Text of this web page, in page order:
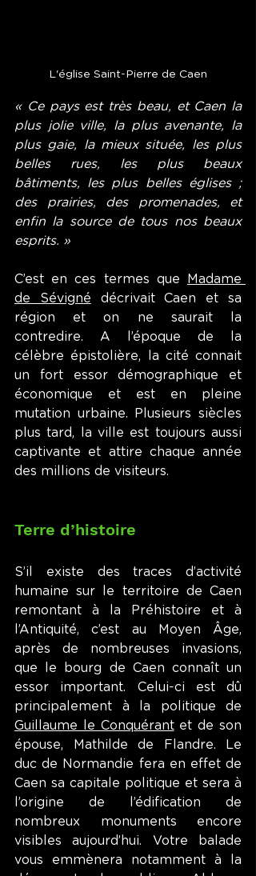
L'église Saint-Pierre de Caen
« Ce pays est très beau, et Caen la
plus jolie ville, la plus avenante, la
plus gaie, la mieux située, les plus
belles rues, les plus beaux
bâtiments, les plus belles églises ;
des prairies, des promenades, et
enfin la source de tous nos beaux
esprits. »
C’est en ces termes que
Madame
de Sévigné décrivait Caen et sa
région et on ne saurait la
contredire. A l’époque de la
célèbre épistolière, la cité connait
un fort essor démographique et
économique et est en pleine
mutation urbaine. Plusieurs siècles
plus tard, la ville est toujours aussi
captivante et attire chaque année
des millions de visiteurs.
Terre d’histoire
S’il existe des traces d’activité
humaine sur le territoire de Caen
remontant à la Préhistoire et à
l’Antiquité, c’est au Moyen Âge,
après de nombreuses invasions,
que le bourg de Caen connaît un
essor important. Celui-ci est dû
Guillaume le Conquérant et de son
épouse, Mathilde de Flandre. Le
duc de Normandie fera en effet de
Caen sa capitale politique et sera à
l’origine de l’édification de
nombreux monuments encore
visibles aujourd’hui. Votre balade
vous emmènera notamment à la